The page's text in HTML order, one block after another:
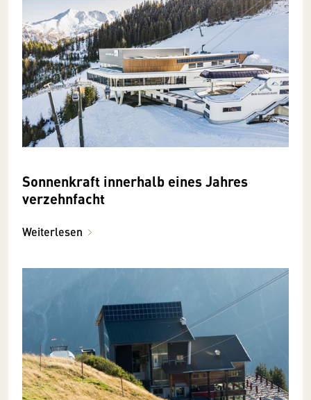
Sonnenkraft innerhalb eines Jahres
verzehnfacht
Weiterlesen